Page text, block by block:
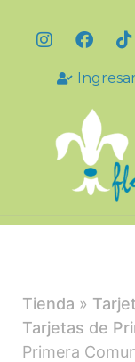
Ingresar
Tienda »
Tarjetas de
Primera